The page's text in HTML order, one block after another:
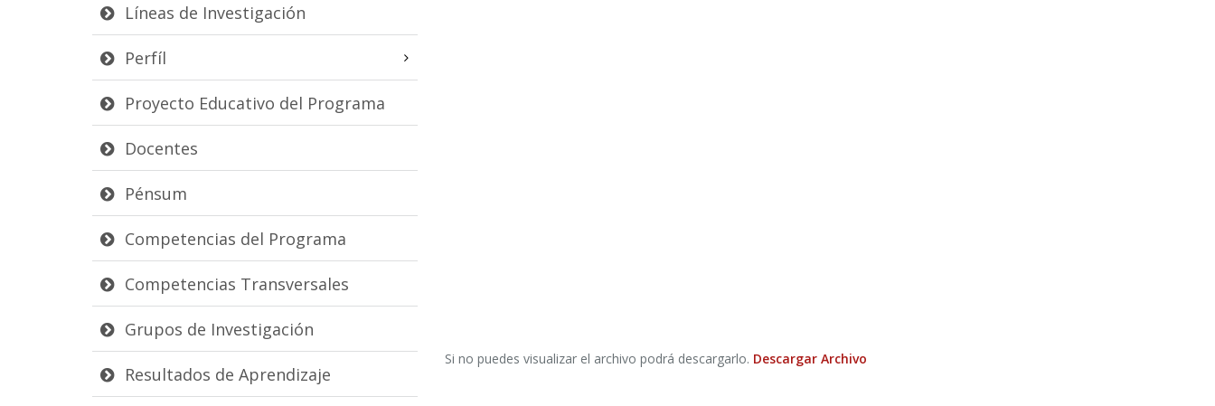
Líneas de Investigación
Perfíl
Proyecto Educativo del Programa
Docentes
Pénsum
Competencias del Programa
Competencias Transversales
Grupos de Investigación
Resultados de Aprendizaje
Si no puedes visualizar el archivo podrá descargarlo. Descargar Archivo